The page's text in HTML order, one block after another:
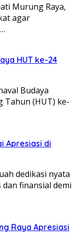
Murung Raya,
agar
HUT ke-24
Budaya
Tahun (HUT) ke-
Apresiasi di
dedikasi nyata
finansial demi
Raya Apresiasi